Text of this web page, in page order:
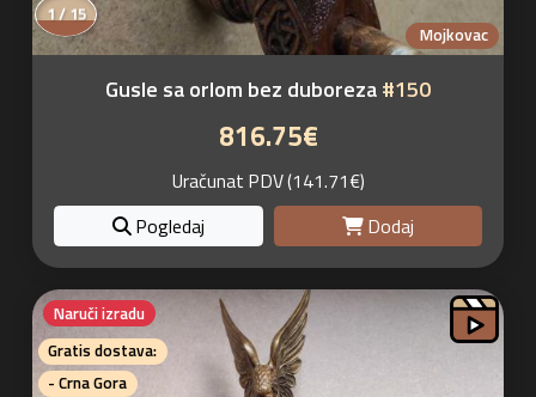
Mojkovac
1 / 15
Gusle sa orlom bez duboreza#150
816.75€
Uračunat PDV (141.71€)
Pogledaj
Dodaj
Naruči izradu
Gratis dostava:
- Crna Gora